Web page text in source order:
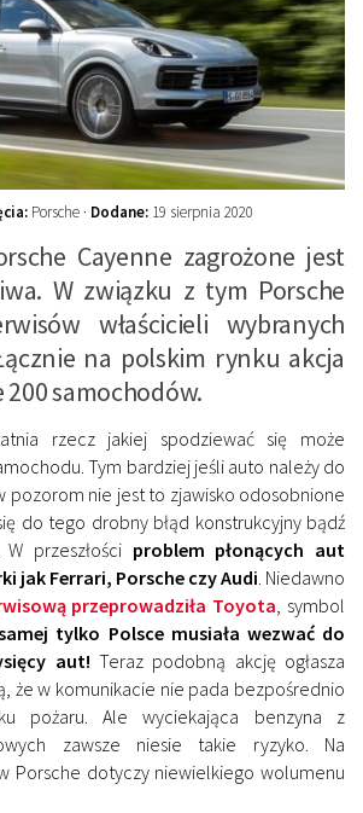
Porsche · Dodane: 19 sierpnia 2020
Cayenne zagrożone jest
W związku z tym Porsche
właścicieli wybranych
na polskim rynku akcja
samochodów.
rzecz jakiej spodziewać się może
Tym bardziej jeśli auto należy do
pozorom nie jest to zjawisko odosobnione
do tego drobny błąd konstrukcyjny bądź
przeszłości problem płonących aut
jak Ferrari, Porsche czy Audi . Niedawno
przeprowadziła Toyota , symbol
tylko Polsce musiała wezwać do
aut! Teraz podobną akcję ogłasza
że w komunikacie nie pada bezpośrednio
pożaru. Ale wyciekająca benzyna z
zawsze niesie takie ryzyko. Na
Porsche dotyczy niewielkiego wolumenu